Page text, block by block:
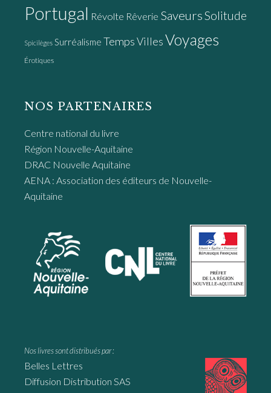
Portugal Révolte Rêverie Saveurs Solitude
Spicilèges Surréalisme TempsVillesVoyages
Érotiques
NOS PARTENAIRES
Centre national du livre
Région Nouvelle-Aquitaine
DRAC Nouvelle Aquitaine
AENA : Association des éditeurs de Nouvelle-
Aquitaine
Nos livres sont distribués par :
Belles Lettres
Diffusion Distribution SAS